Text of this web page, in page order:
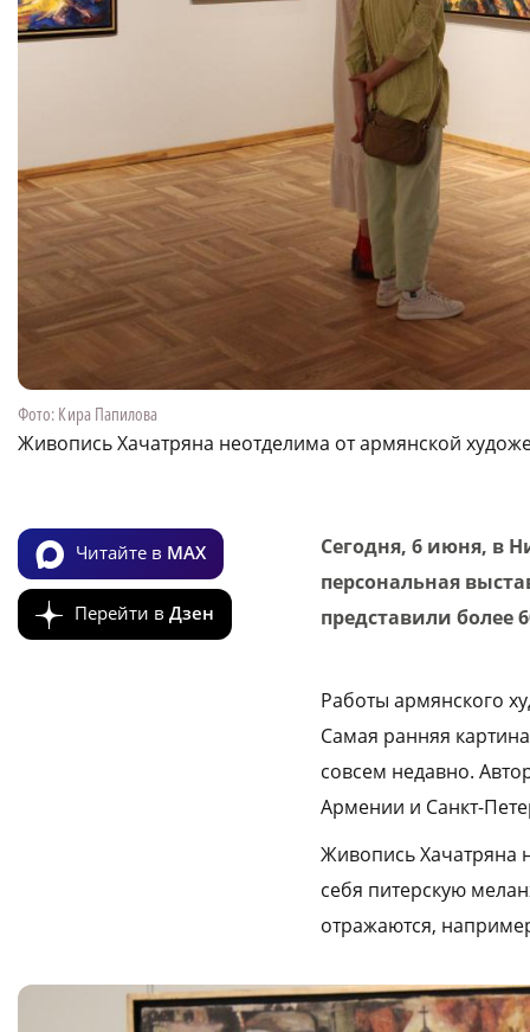
Фото: Кира Папилова
Живопись Хачатряна неотделима от армянской
Читайте в MAX
Перейти в Дзен
Сегодня, 6 июня, в
персональная
представили более
Работы армянского
Самая ранняя
совсем недавно.
Армении и Санкт-
Живопись Хачатряна
себя питерскую
отражаются,